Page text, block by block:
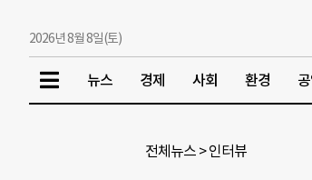
2026년 8월 8일(토)
뉴스 경제 사회 환경
전체뉴스 >인터뷰